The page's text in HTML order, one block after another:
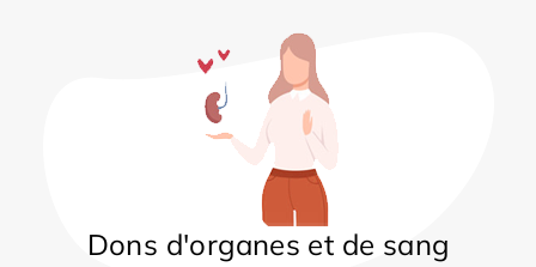
Dons d'organes et de sang